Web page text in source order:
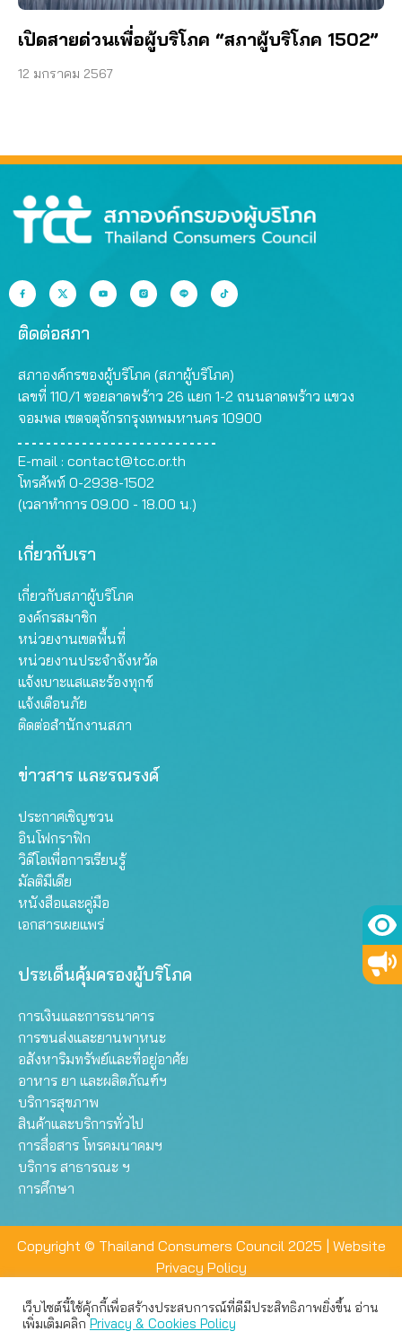
เปิดสายด่วนเพื่อผู้บริโภค “สภาผู้บริโภค 1502”
12 มกราคม 2567
ติดต่อสภา
สภาองค์กรของผู้บริโภค (สภาผู้บริโภค)
เลขที่ 110/1 ซอยลาดพร้าว 26 แยก 1-2 ถนนลาดพร้าว แขวง
จอมพล เขตจตุจักรกรุงเทพมหานคร 10900
E-mail : contact@tcc.or.th
โทรศัพท์ 0-2938-1502
(เวลาทำการ 09.00 - 18.00 น.)
เกี่ยวกับเรา
เกี่ยวกับสภาผู้บริโภค
องค์กรสมาชิก
หน่วยงานเขตพื้นที่
หน่วยงานประจำจังหวัด
แจ้งเบาะแสและร้องทุกข์
แจ้งเตือนภัย
ติดต่อสำนักงานสภา
ข่าวสาร และรณรงค์
ประกาศเชิญชวน
อินโฟกราฟิก
วิดีโอเพื่อการเรียนรู้
มัลติมีเดีย
หนังสือและคู่มือ
เอกสารเผยแพร่
ประเด็นคุ้มครองผู้บริโภค
การเงินและการธนาคาร
การขนส่งและยานพาหนะ
อสังหาริมทรัพย์และที่อยู่อาศัย
อาหาร ยา และผลิตภัณฑ์ฯ
บริการสุขภาพ
สินค้าและบริการทั่วไป
การสื่อสาร โทรคมนาคมฯ
บริการ สาธารณะ ฯ
การศึกษา
Copyright © Thailand Consumers Council 2025 | Website
Privacy Policy
เว็บไซต์นี้ใช้คุ้กกี้เพื่อสร้างประสบการณ์ที่ดีมีประสิทธิภาพยิ่งขึ้น อ่าน
เพิ่มเติมคลิกPrivacy & Cookies Policy
เว็บไซต์นี้ใช้คุกกี้เพื่อมอบประสบการณ์การใช้งานที่ดีให้แก่ท่าน คุณ
สามารถเลือกตั้งค่าความเป็นส่วนตัวได้